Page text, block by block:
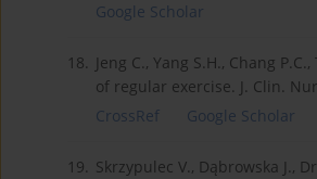
Google Scholar
18. Jeng C., Yang S.H., Chang
of regular exercise. J. Clin.
CrossRef
Google Scholar
19. Skrzypulec V., Dąbrowska J.,